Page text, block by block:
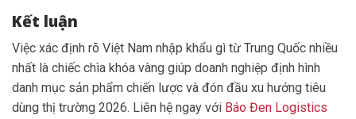
Kết luận
Việc xác định rõ Việt Nam nhập khẩu gì từ Trung Quốc nhiều
nhất là chiếc chìa khóa vàng giúp doanh nghiệp định hình
danh mục sản phẩm chiến lược và đón đầu xu hướng tiêu
dùng thị trường 2026. Liên hệ ngay với Báo Đen Logistics